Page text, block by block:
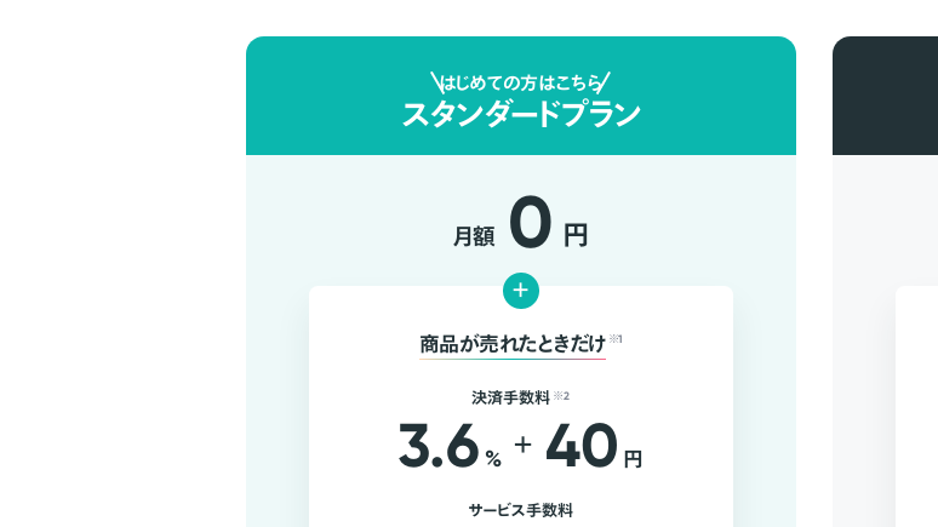
はじめての方はこちら
スタンダードプラン
月額 0 円
+
商品が売れたときだけ ※1
決済手数料 ※2
3.6 % + 40 円
サービス手数料